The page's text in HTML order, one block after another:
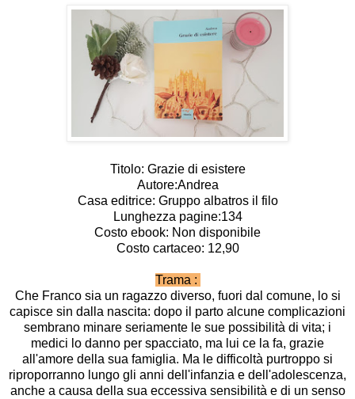
Titolo: Grazie di esistere
Autore:Andrea
Casa editrice: Gruppo albatros il filo
Lunghezza pagine:134
Costo ebook: Non disponibile
Costo cartaceo: 12,90
Trama :
Che Franco sia un ragazzo diverso, fuori dal comune, lo si
capisce sin dalla nascita: dopo il parto alcune complicazioni
sembrano minare seriamente le sue possibilità di vita; i
medici lo danno per spacciato, ma lui ce la fa, grazie
all'amore della sua famiglia. Ma le difficoltà purtroppo si
riproporranno lungo gli anni dell'infanzia e dell'adolescenza,
anche a causa della sua eccessiva sensibilità e di un senso